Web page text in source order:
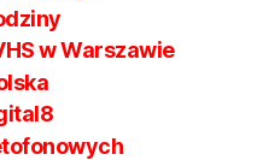
w Warszawie